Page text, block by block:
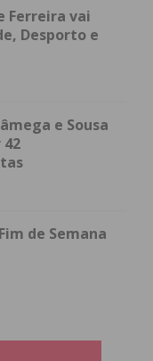
Ferreira vai
Desporto e
e Sousa
de Semana